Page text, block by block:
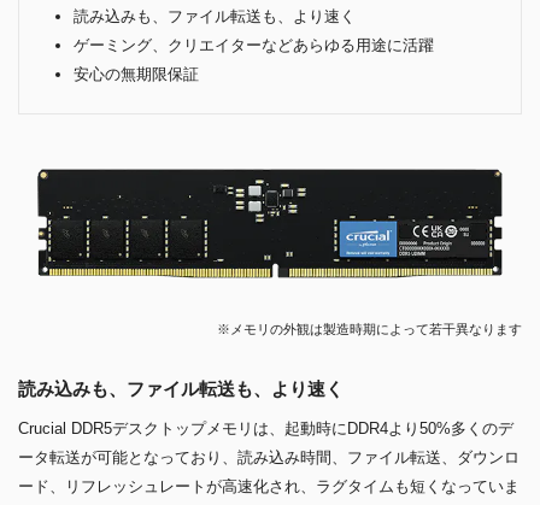
読み込みも、ファイル転送も、より速く
ゲーミング、クリエイターなどあらゆる用途に活躍
安心の無期限保証
※メモリの外観は製造時期によって若干異なります
読み込みも、ファイル転送も、より速く
Crucial DDR5デスクトップメモリは、起動時にDDR4より50%多くのデ
ータ転送が可能となっており、読み込み時間、ファイル転送、ダウンロ
ード、リフレッシュレートが高速化され、ラグタイムも短くなっていま